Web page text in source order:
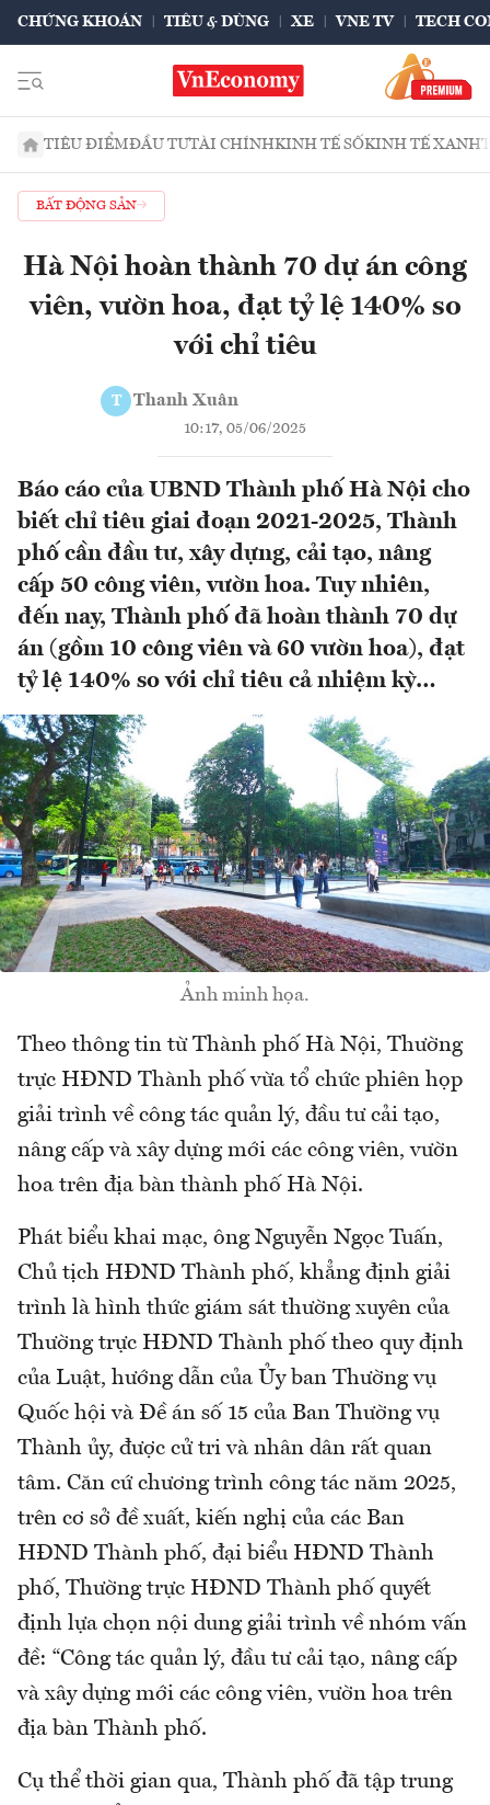
CHỨNG KHOÁN TIÊU & DÙNG XE VNE TV TECH
TIÊU ĐIỂMĐẦU TƯTÀI CHÍNHKINH TẾ SỐKINH TẾ XANH
BẤT ĐỘNG SẢN
Hà Nội hoàn thành 70 dự án công
viên, vườn hoa, đạt tỷ lệ 140% so
với chỉ tiêu
T Thanh Xuân
10:17, 05/06/2025
Báo cáo của UBND Thành phố Hà Nội cho
biết chỉ tiêu giai đoạn 2021-2025, Thành
phố cần đầu tư, xây dựng, cải tạo, nâng
cấp 50 công viên, vườn hoa. Tuy nhiên,
đến nay, Thành phố đã hoàn thành 70 dự
án (gồm 10 công viên và 60 vườn hoa), đạt
tỷ lệ 140% so với chỉ tiêu cả nhiệm kỳ…
Ảnh minh họa.
Theo thông tin từ Thành phố Hà Nội, Thường
trực HĐND Thành phố vừa tổ chức phiên họp
giải trình về công tác quản lý, đầu tư cải tạo,
nâng cấp và xây dựng mới các công viên, vườn
hoa trên địa bàn thành phố Hà Nội.
Phát biểu khai mạc, ông Nguyễn Ngọc Tuấn,
Chủ tịch HĐND Thành phố, khẳng định giải
trình là hình thức giám sát thường xuyên của
Thường trực HĐND Thành phố theo quy định
của Luật, hướng dẫn của Ủy ban Thường vụ
Quốc hội và Đề án số 15 của Ban Thường vụ
Thành ủy, được cử tri và nhân dân rất quan
tâm. Căn cứ chương trình công tác năm 2025,
trên cơ sở đề xuất, kiến nghị của các Ban
HĐND Thành phố, đại biểu HĐND Thành
phố, Thường trực HĐND Thành phố quyết
định lựa chọn nội dung giải trình về nhóm vấn
đề: “Công tác quản lý, đầu tư cải tạo, nâng cấp
và xây dựng mới các công viên, vườn hoa trên
địa bàn Thành phố.
Cụ thể thời gian qua, Thành phố đã tập trung